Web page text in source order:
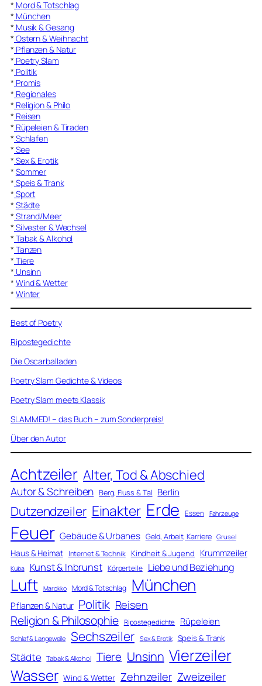
* Mord & Totschlag
* München
* Musik & Gesang
* Ostern & Weihnacht
* Pflanzen & Natur
* Poetry Slam
* Politik
* Promis
* Regionales
* Religion & Philo
* Reisen
* Rüpeleien & Tiraden
* Schlafen
* See
* Sex & Erotik
* Sommer
* Speis & Trank
* Sport
* Städte
* Strand/Meer
* Silvester & Wechsel
* Tabak & Alkohol
* Tanzen
* Tiere
* Unsinn
* Wind & Wetter
* Winter
Best of Poetry
Ripostegedichte
Die Oscarballaden
Poetry Slam Gedichte & Videos
Poetry Slam meets Klassik
SLAMMED! – das Buch – zum Sonderpreis!
Über den Autor
Achtzeiler Alter, Tod & Abschied
Autor & Schreiben Berg, Fluss & Tal Berlin
Dutzendzeiler Einakter Erde Essen Fahrzeuge
Feuer Gebäude & Urbanes Geld, Arbeit, Karriere Grusel
Haus & Heimat Internet & Technik Kindheit & Jugend Krummzeiler
Kuba Kunst & Inbrunst Körperteile Liebe und Beziehung
Luft Marokko Mord & Totschlag München
Pflanzen & Natur Politik Reisen
Religion & Philosophie Ripostegedichte Rüpeleien
Schlaf & Langeweile Sechszeiler Sex & Erotik Speis & Trank
Städte Tabak & Alkohol Tiere Unsinn Vierzeiler
Wasser Wind & Wetter Zehnzeiler Zweizeiler